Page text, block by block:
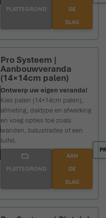
PLATTEGROND
DE
SLAG
Pro Systeem |
Aanbouwveranda
(14×14cm palen)
Ontwerp uw eigen veranda!
Kies palen (14×14cm palen),
afmeting, daktype en afwerking
en voeg opties toe zoals
wanden, balustrades of een
luifel.
PLATTEGROND
AAN
DE
SLAG